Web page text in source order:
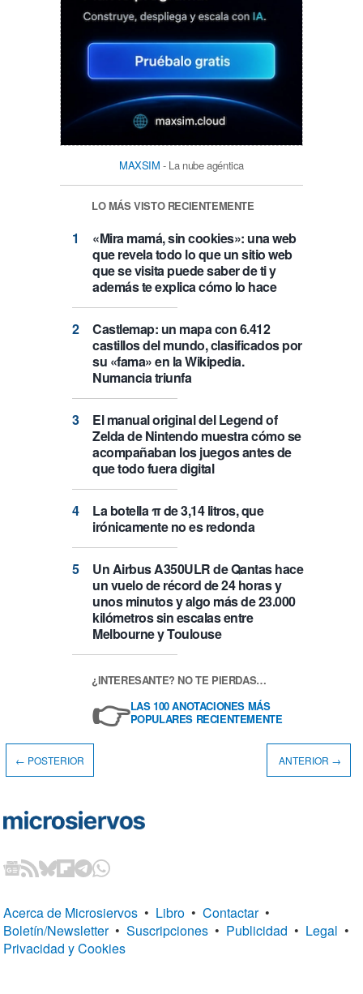
MAXSIM - La nube agéntica
LO MÁS VISTO RECIENTEMENTE
«Mira mamá, sin cookies»: una web
que revela todo lo que un sitio web
que se visita puede saber de ti y
además te explica cómo lo hace
Castlemap: un mapa con 6.412
castillos del mundo, clasificados por
su «fama» en la Wikipedia.
Numancia triunfa
El manual original del Legend of
Zelda de Nintendo muestra cómo se
acompañaban los juegos antes de
que todo fuera digital
La botella π de 3,14 litros, que
irónicamente no es redonda
Un Airbus A350ULR de Qantas hace
un vuelo de récord de 24 horas y
unos minutos y algo más de 23.000
kilómetros sin escalas entre
Melbourne y Toulouse
¿INTERESANTE? NO TE PIERDAS…
👉LAS 100 ANOTACIONES MÁS
POPULARES RECIENTEMENTE
← POSTERIOR ANTERIOR →
Acerca de Microsiervos • Libro • Contactar •
Boletín/Newsletter • Suscripciones • Publicidad • Legal •
Privacidad y Cookies